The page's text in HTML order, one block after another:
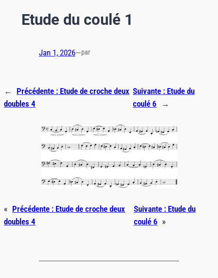
Etude du coulé 1
Jan 1, 2026—par
← Précédente : Etude de croche deux
doubles 4
Suivante : Etude du
coulé 6
→
« Précédente : Etude de croche deux
doubles 4
Suivante : Etude du
coulé 6 »